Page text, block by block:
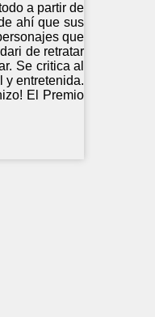
a partir de
ahí que sus
que
de retratar
Se critica al
y entretenida.
El Premio